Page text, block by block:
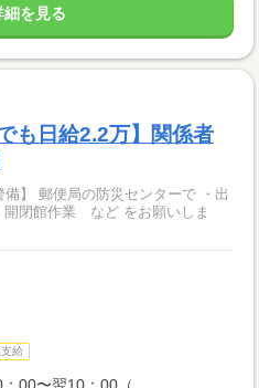
細を見る
も日給2.2万】関係者
で ・出
開閉館作業 など をお願いしま
給
00〜翌10：00（...